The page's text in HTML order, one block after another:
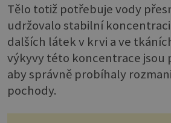
Tělo totiž potřebuje vody
udržovalo stabilní
dalších látek v krvi a ve
výkyvy této koncentrace jsou
aby správně probíhaly
pochody.